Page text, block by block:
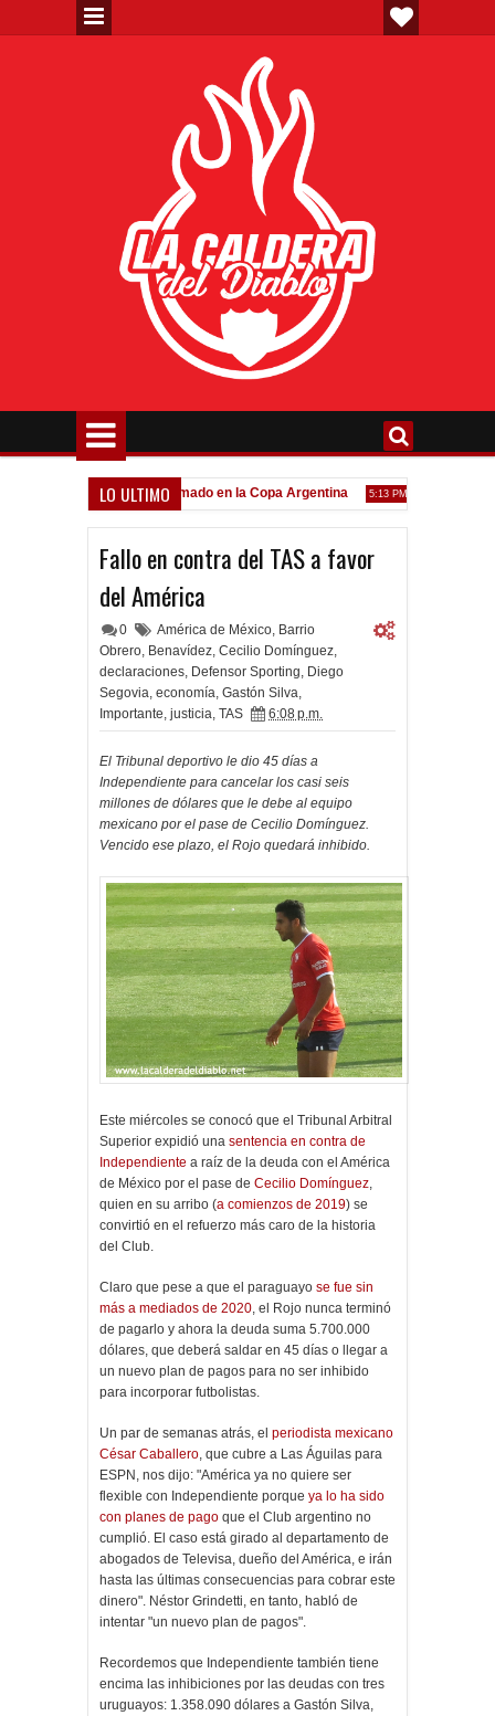
LO ULTIMO
Todo confirmado en la Copa Argentina 5:13 PM Goleada
Fallo en contra del TAS a favor
del América
0 América de México, Barrio
Obrero, Benavídez, Cecilio Domínguez,
declaraciones, Defensor Sporting, Diego
Segovia, economía, Gastón Silva,
Importante, justicia, TAS 6:08 p.m.
El Tribunal deportivo le dio 45 días a
Independiente para cancelar los casi seis
millones de dólares que le debe al equipo
mexicano por el pase de Cecilio Domínguez.
Vencido ese plazo, el Rojo quedará inhibido.
Este miércoles se conocó que el Tribunal Arbitral
Superior expidió una sentencia en contra de
Independiente a raíz de la deuda con el América
de México por el pase de Cecilio Domínguez
quien en su arribo (a comienzos de 2019) se
convirtió en el refuerzo más caro de la historia
del Club.
Claro que pese a que el paraguayo se fue sin
más a mediados de 2020 , el Rojo nunca terminó
de pagarlo y ahora la deuda suma 5.700.000
dólares, que deberá saldar en 45 días o llegar a
un nuevo plan de pagos para no ser inhibido
para incorporar futbolistas.
Un par de semanas atrás, el periodista mexicano
César Caballero , que cubre a Las Águilas para
ESPN, nos dijo: "América ya no quiere ser
flexible con Independiente porque ya lo ha sido
con planes de pago que el Club argentino no
cumplió. El caso está girado al departamento de
abogados de Televisa, dueño del América, e irán
hasta las últimas consecuencias para cobrar este
dinero". Néstor Grindetti, en tanto, habló de
intentar "un nuevo plan de pagos".
Recordemos que Independiente también tiene
encima las inhibiciones por las deudas con tres
uruguayos: 1.358.090 dólares a Gastón Silva,